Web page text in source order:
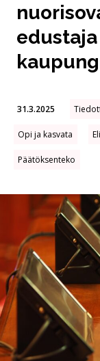
edustaja
31.3.2025
Opi ja kasvata
Päätöksenteko